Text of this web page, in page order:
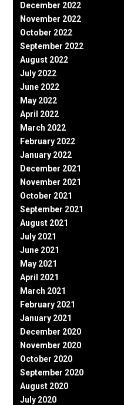
December 2022
November 2022
October 2022
September 2022
August 2022
July 2022
June 2022
May 2022
April 2022
March 2022
February 2022
January 2022
December 2021
November 2021
October 2021
September 2021
August 2021
July 2021
June 2021
May 2021
April 2021
March 2021
February 2021
January 2021
December 2020
November 2020
October 2020
September 2020
August 2020
July 2020